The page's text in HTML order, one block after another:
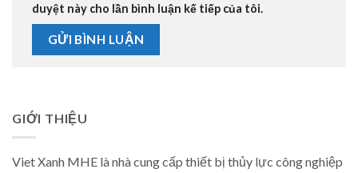
duyệt này cho lần bình luận kế tiếp của tôi.
GIỚI THIỆU
Viet Xanh MHE là nhà cung cấp thiết bị thủy lực công nghiệp